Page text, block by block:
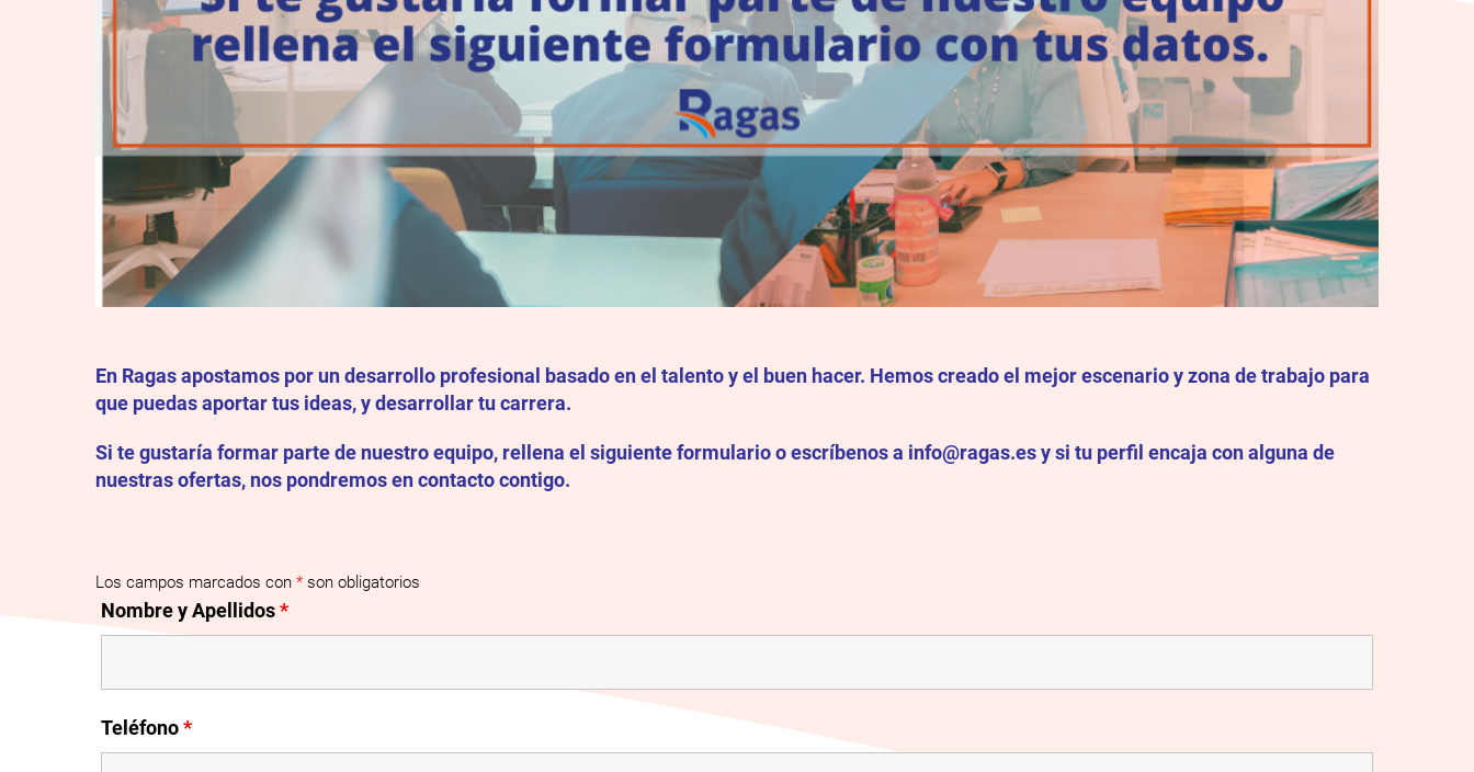
En Ragas apostamos por un desarrollo profesional basado en el talento y el buen hacer. Hemos creado el mejor escenario y zona de trabajo para
que puedas aportar tus ideas, y desarrollar tu carrera.
Si te gustaría formar parte de nuestro equipo, rellena el siguiente formulario o escríbenos a info@ragas.es y si tu perfil encaja con alguna de
nuestras ofertas, nos pondremos en contacto contigo.
Los campos marcados con * son obligatorios
Nombre y Apellidos*
Teléfono*